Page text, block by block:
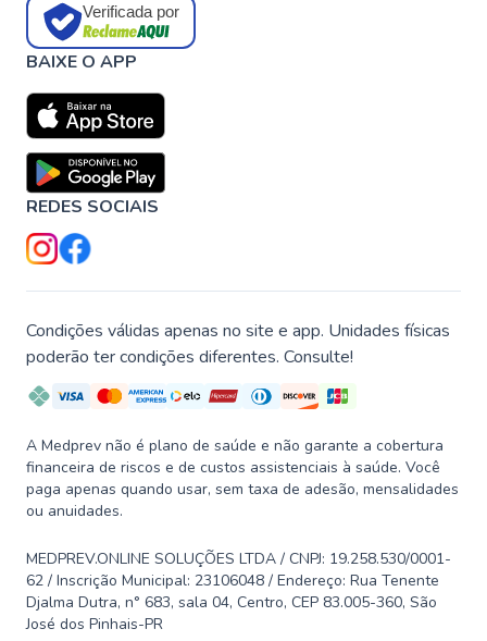
Verificada por
BAIXE O APP
REDES SOCIAIS
Condições válidas apenas no site e app. Unidades físicas
poderão ter condições diferentes. Consulte!
A Medprev não é plano de saúde e não garante a cobertura
financeira de riscos e de custos assistenciais à saúde. Você
paga apenas quando usar, sem taxa de adesão, mensalidades
ou anuidades.
MEDPREV.ONLINE SOLUÇÕES LTDA / CNPJ: 19.258.530/0001-
62 / Inscrição Municipal: 23106048 / Endereço: Rua Tenente
Djalma Dutra, n° 683, sala 04, Centro, CEP 83.005-360, São
José dos Pinhais-PR